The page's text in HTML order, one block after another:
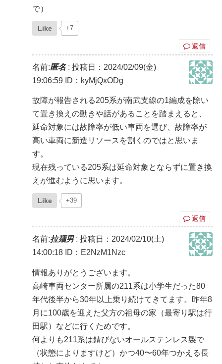
で）
Like +7
返信
名前:匿名: 投稿日：2024/02/09(金)
19:06:59 ID：kyMjQxODg
故障が報告される205系が南武支線の1編成を除い
て置き換えの動きや話があることを踏まえると、
延命対象には故障率が低い車両を選び、故障率が
高い車両に新造リソースを割くのではと思いま
す。
現在残っている205系は延命対象とならずに置き換
えが進むように思います。
Like +39
返信
名前:拉麺男: 投稿日：2024/02/10(土)
14:00:18 ID：E2NzM1Nzc
情報ありがとうございます。
高崎車両センター所属の211系は小学生だった80
年代後半から30年以上乗り続けてきてます。昨年8
月に100歳を迎えた父方の祖母の家（最寄り駅は行
田駅）などに行くためです。
何よりも211系は錆びないオールステンレス製で
（状態によりますけど）かつ40〜60年つかえる長